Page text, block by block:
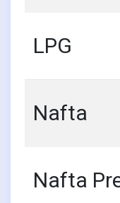
LPG
Nafta
Nafta